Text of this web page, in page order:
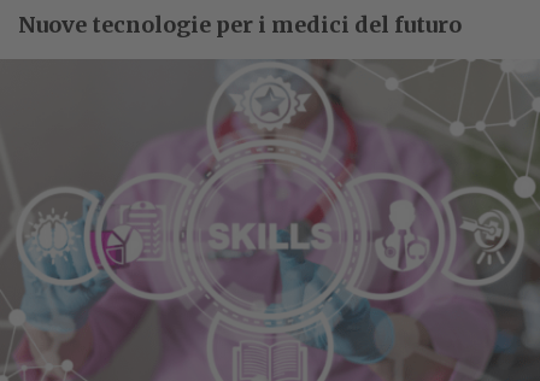
Nuove tecnologie per i medici del futuro